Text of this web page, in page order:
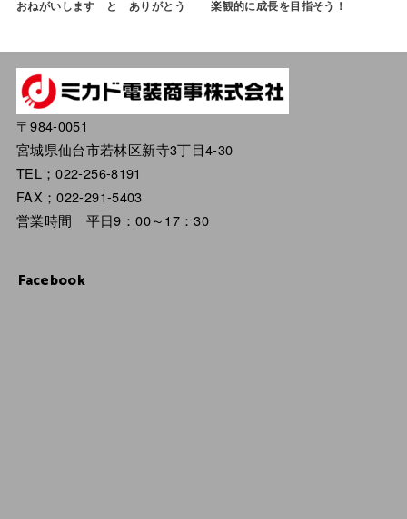
おねがいします と ありがとう 楽観的に成長を目指そう！
〒984-0051
宮城県仙台市若林区新寺3丁目4-30
TEL；022-256-8191
FAX；022-291-5403
営業時間 平日9：00～17：30
Facebook